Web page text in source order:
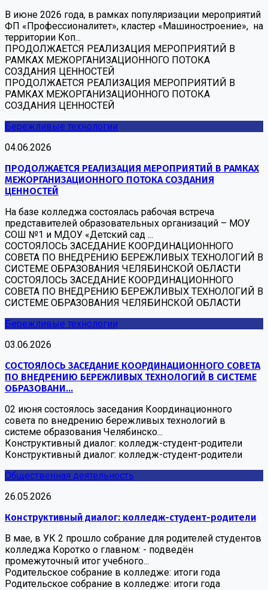
В июне 2026 года, в рамках популяризации мероприятий
ФП «Профессионалитет», кластер «Машиностроение», на
территории Коп...
ПРОДОЛЖАЕТСЯ РЕАЛИЗАЦИЯ МЕРОПРИЯТИЙ В
РАМКАХ МЕЖОРГАНИЗАЦИОННОГО ПОТОКА
СОЗДАНИЯ ЦЕННОСТЕЙ
ПРОДОЛЖАЕТСЯ РЕАЛИЗАЦИЯ МЕРОПРИЯТИЙ В
РАМКАХ МЕЖОРГАНИЗАЦИОННОГО ПОТОКА
СОЗДАНИЯ ЦЕННОСТЕЙ
Бережливые технологии
04.06.2026
ПРОДОЛЖАЕТСЯ РЕАЛИЗАЦИЯ МЕРОПРИЯТИЙ В РАМКАХ
МЕЖОРГАНИЗАЦИОННОГО ПОТОКА СОЗДАНИЯ
ЦЕННОСТЕЙ
На базе колледжа состоялась рабочая встреча
представителей образовательных организаций – МОУ
СОШ №1 и МДОУ «Детский сад ...
СОСТОЯЛОСЬ ЗАСЕДАНИЕ КООРДИНАЦИОННОГО
СОВЕТА ПО ВНЕДРЕНИЮ БЕРЕЖЛИВЫХ ТЕХНОЛОГИЙ В
СИСТЕМЕ ОБРАЗОВАНИЯ ЧЕЛЯБИНСКОЙ ОБЛАСТИ
СОСТОЯЛОСЬ ЗАСЕДАНИЕ КООРДИНАЦИОННОГО
СОВЕТА ПО ВНЕДРЕНИЮ БЕРЕЖЛИВЫХ ТЕХНОЛОГИЙ В
СИСТЕМЕ ОБРАЗОВАНИЯ ЧЕЛЯБИНСКОЙ ОБЛАСТИ
Бережливые технологии
03.06.2026
СОСТОЯЛОСЬ ЗАСЕДАНИЕ КООРДИНАЦИОННОГО СОВЕТА
ПО ВНЕДРЕНИЮ БЕРЕЖЛИВЫХ ТЕХНОЛОГИЙ В СИСТЕМЕ
ОБРАЗОВАНИ...
02 июня состоялось заседания Координационного
совета по внедрению бережливых технологий в
системе образования Челябинско...
Конструктивный диалог: колледж-студент-родители
Конструктивный диалог: колледж-студент-родители
Общественная деятельность
26.05.2026
Конструктивный диалог: колледж-студент-родители
В мае, в УК 2 прошло собрание для родителей студентов
колледжа Коротко о главном: - подведён
промежуточный итог учебного...
Родительское собрание в колледже: итоги года
Родительское собрание в колледже: итоги года